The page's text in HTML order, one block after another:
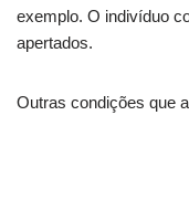
exemplo. O indivíduo
apertados.
Outras condições que